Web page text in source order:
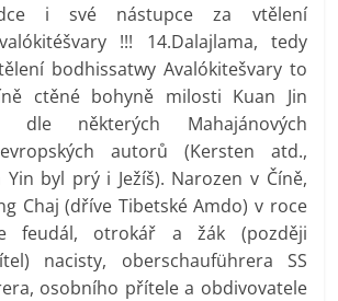
i své nástupce za vtělení
!!! 14.Dalajlama, tedy
bodhissatwy Avalókitešvary to
ctěné bohyně milosti Kuan Jin
dle některých Mahajánových
autorů (Kersten atd.,
byl prý i Ježíš). Narozen v Číně,
Chaj (dříve Tibetské Amdo) v roce
feudál, otrokář a žák (později
nacisty, oberschauführera SS
osobního přítele a obdivovatele